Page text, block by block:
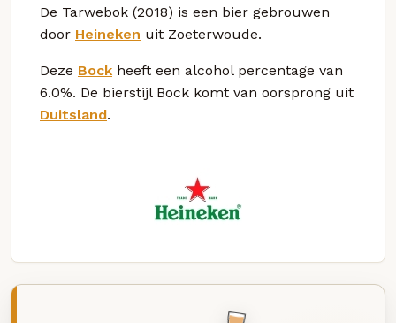
De Tarwebok (2018) is een bier gebrouwen
door Heineken uit Zoeterwoude.
Deze Bock heeft een alcohol percentage van
6.0%. De bierstijl Bock komt van oorsprong uit
Duitsland.